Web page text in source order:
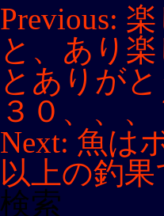
投
稿
ナ
ビ
ゲ
ー
シ
ョ
ン
Previous:
と、あり
とありが
３０、、
Next: 魚は
以上の釣果
検索